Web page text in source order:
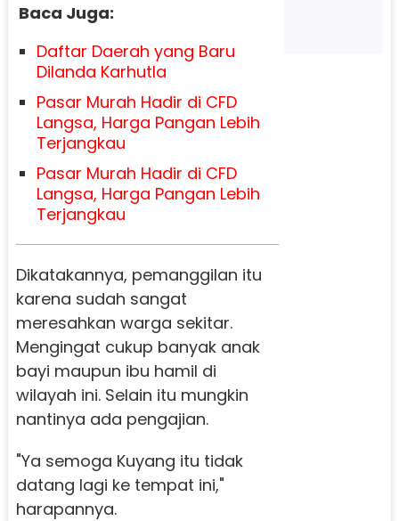
Baca Juga:
Daftar Daerah yang Baru
Dilanda Karhutla
Pasar Murah Hadir di CFD
Langsa, Harga Pangan Lebih
Terjangkau
Pasar Murah Hadir di CFD
Langsa, Harga Pangan Lebih
Terjangkau
Dikatakannya, pemanggilan itu
karena sudah sangat
meresahkan warga sekitar.
Mengingat cukup banyak anak
bayi maupun ibu hamil di
wilayah ini. Selain itu mungkin
nantinya ada pengajian.
"Ya semoga Kuyang itu tidak
datang lagi ke tempat ini,"
harapannya.